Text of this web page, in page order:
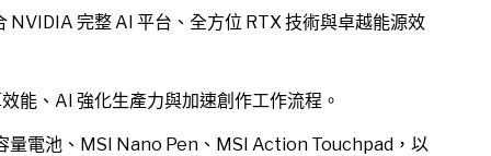
完整 AI 平台、全方位 RTX 技術與卓越能源效
能、AI 強化生產力與加速創作工作流程。
量電池、MSI Nano Pen、MSI Action Touchpad，以